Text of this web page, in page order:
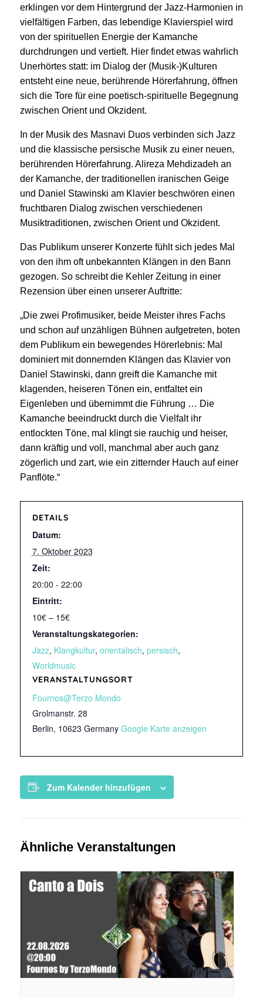
erklingen vor dem Hintergrund der Jazz-Harmonien in
vielfältigen Farben, das lebendige Klavierspiel wird
von der spirituellen Energie der Kamanche
durchdrungen und vertieft. Hier findet etwas wahrlich
Unerhörtes statt: im Dialog der (Musik-)Kulturen
entsteht eine neue, berührende Hörerfahrung, öffnen
sich die Tore für eine poetisch-spirituelle Begegnung
zwischen Orient und Okzident.
In der Musik des Masnavi Duosverbinden sich Jazz
und die klassische persische Musik zu einer neuen,
berührenden Hörerfahrung. Alireza Mehdizadeh an
der Kamanche, der traditionellen iranischen Geige
und Daniel Stawinski am Klavier beschwören einen
fruchtbaren Dialog zwischen verschiedenen
Musiktraditionen, zwischen Orient und Okzident.
Das Publikum unserer Konzerte fühlt sich jedes Mal
von den ihm oft unbekannten Klängen in den Bann
gezogen. So schreibt die Kehler Zeitung in einer
Rezension über einen unserer Auftritte:
„Die zwei Profimusiker, beide Meister ihres Fachs
und schon auf unzähligen Bühnen aufgetreten, boten
dem Publikum ein bewegendes Hörerlebnis: Mal
dominiert mit donnernden Klängen das Klavier von
Daniel Stawinski, dann greift die Kamanche mit
klagenden, heiseren Tönen ein, entfaltet ein
Eigenleben und übernimmt die Führung … Die
Kamanche beeindruckt durch die Vielfalt ihr
entlockten Töne, mal klingt sie rauchig und heiser,
dann kräftig und voll, manchmal aber auch ganz
zögerlich und zart, wie ein zitternder Hauch auf einer
Panflöte.“
DETAILS
Datum:
7. Oktober 2023
Zeit:
20:00 - 22:00
Eintritt:
10€ – 15€
Veranstaltungskategorien:
Jazz, Klangkultur, orientalisch, persisch,
Worldmusic
VERANSTALTUNGSORT
Fournos@Terzo Mondo
Grolmanstr. 28
Berlin, 10623 Germany Google Karte anzeigen
Zum Kalender hinzufügen
Ähnliche Veranstaltungen